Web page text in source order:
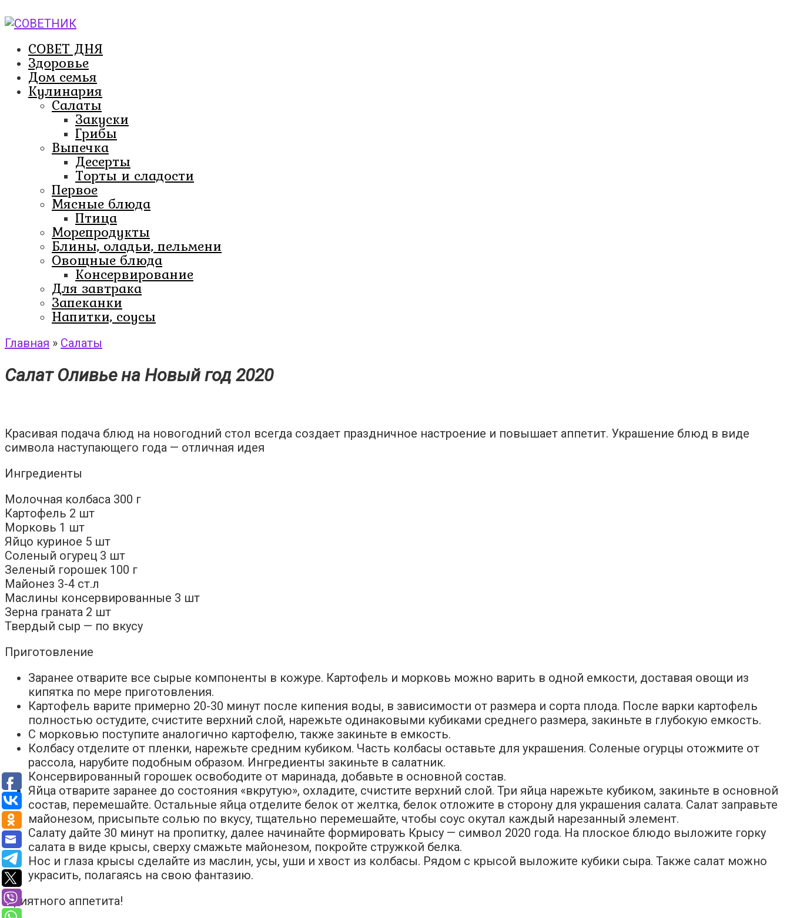
к
СОВЕТ ДНЯ
Здоровье
Дом семья
Кулинария
Салаты
Закуски
Грибы
Выпечка
Десерты
Торты и сладости
Первое
Мясные блюда
Птица
Морепродукты
Блины, оладьи, пельмени
Овощные блюда
Консервирование
Для завтрака
Запеканки
Напитки, соусы
Главная » Салаты
Салат Оливье на Новый год 2020
Красивая подача блюд на новогодний стол всегда создает праздничное настроение и повышает аппетит. Украшение блюд в виде
символа наступающего года — отличная идея
Ингредиенты
Молочная колбаса 300 г
Картофель 2 шт
Морковь 1 шт
Яйцо куриное 5 шт
Соленый огурец 3 шт
Зеленый горошек 100 г
Майонез 3-4 ст.л
Маслины консервированные 3 шт
Зерна граната 2 шт
Твердый сыр — по вкусу
Приготовление
Заранее отварите все сырые компоненты в кожуре. Картофель и морковь можно варить в одной емкости, доставая овощи из
кипятка по мере приготовления.
Картофель варите примерно 20-30 минут после кипения воды, в зависимости от размера и сорта плода. После варки картофель
полностью остудите, счистите верхний слой, нарежьте одинаковыми кубиками среднего размера, закиньте в глубокую емкость.
С морковью поступите аналогично картофелю, также закиньте в емкость.
Колбасу отделите от пленки, нарежьте средним кубиком. Часть колбасы оставьте для украшения. Соленые огурцы отожмите от
рассола, нарубите подобным образом. Ингредиенты закиньте в салатник.
Консервированный горошек освободите от маринада, добавьте в основной состав.
Яйца отварите заранее до состояния «вкрутую», охладите, счистите верхний слой. Три яйца нарежьте кубиком, закиньте в основной
состав, перемешайте. Остальные яйца отделите белок от желтка, белок отложите в сторону для украшения салата. Салат заправьте
майонезом, присыпьте солью по вкусу, тщательно перемешайте, чтобы соус окутал каждый нарезанный элемент.
Салату дайте 30 минут на пропитку, далее начинайте формировать Крысу — символ 2020 года. На плоское блюдо выложите горку
салата в виде крысы, сверху смажьте майонезом, покройте стружкой белка.
Нос и глаза крысы сделайте из маслин, усы, уши и хвост из колбасы. Рядом с крысой выложите кубики сыра. Также салат можно
украсить, полагаясь на свою фантазию.
Приятного аппетита!